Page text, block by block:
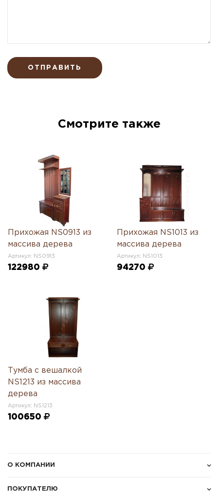
ОТПРАВИТЬ
Смотрите также
Прихожая NS0913 из
массива дерева
Артикул: NS0913
122980
Прихожая NS1013 из
массива дерева
Артикул: NS1013
94270
Тумба с вешалкой
NS1213 из массива
дерева
Артикул: NS1213
100650
О КОМПАНИИ
ПОКУПАТЕЛЮ